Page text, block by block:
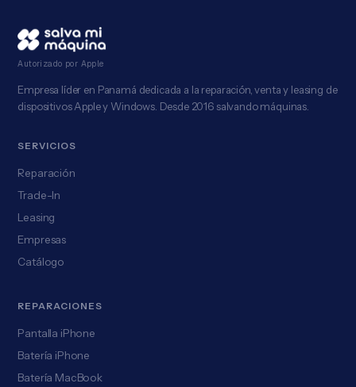
Autorizado por Apple
Empresa líder en Panamá dedicada a la reparación, venta y leasing de
dispositivos Apple y Windows. Desde 2016 salvando máquinas.
SERVICIOS
Reparación
Trade-In
Leasing
Empresas
Catálogo
REPARACIONES
Pantalla iPhone
Batería iPhone
Batería MacBook